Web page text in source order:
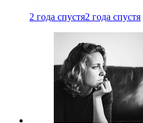
2 года спустя2 года спустя